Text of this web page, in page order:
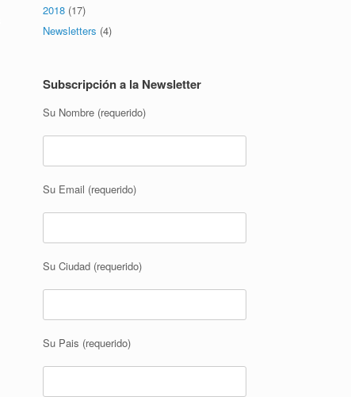
2018 (17)
Newsletters (4)
Subscripción a la Newsletter
Su Nombre (requerido)
Su Email (requerido)
Su Ciudad (requerido)
Su Pais (requerido)